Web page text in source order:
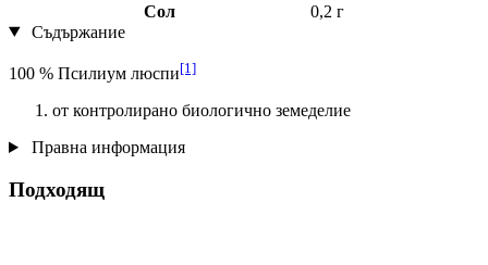
Сол
0,2 г
Съдържание
100 % Псилиум люспи[1]
от контролирано биологично земеделие
Правна информация
Подходящ